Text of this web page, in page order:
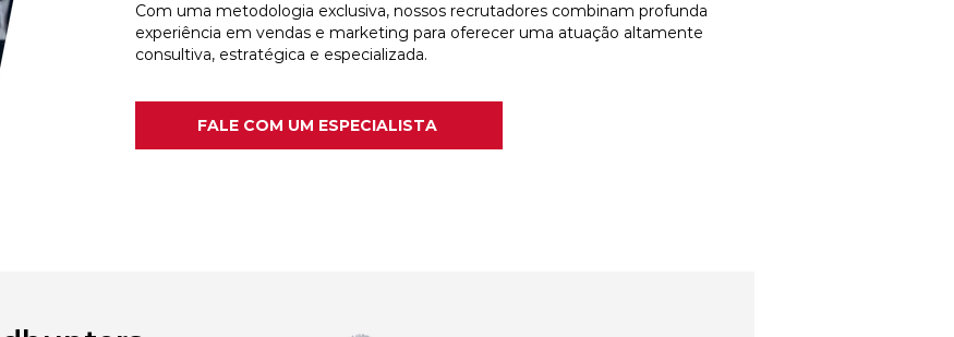
Com uma metodologia exclusiva, nossos recrutadores combinam profunda
experiência em vendas e marketing para oferecer uma atuação altamente
consultiva, estratégica e especializada.
FALE COM UM ESPECIALISTA